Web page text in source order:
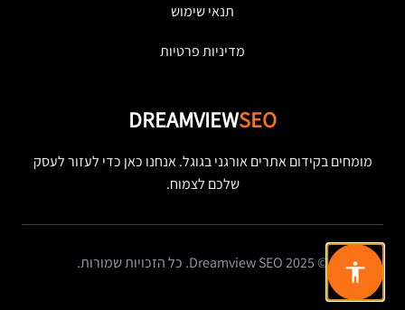
תנאי שימוש
מדיניות פרטיות
DREAMVIEWSEO
מומחים בקידום אתרים אורגני בגוגל. אנחנו כאן כדי לעזור לעסק
שלכם לצמוח.
© 2025 Dreamview SEO. כל הזכויות שמורות.